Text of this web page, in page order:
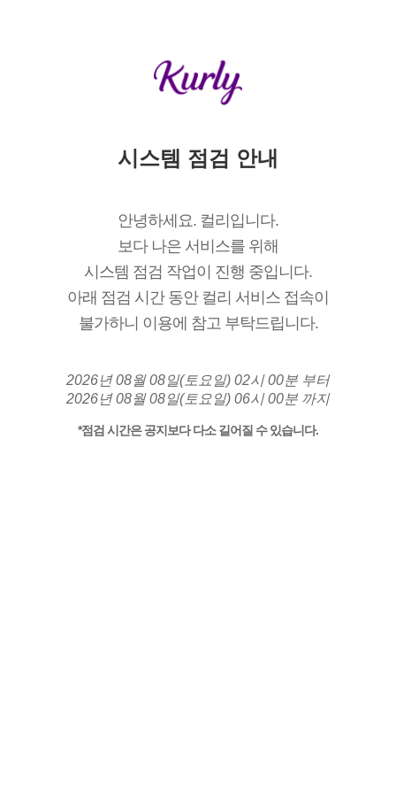
시스템 점검 안내
안녕하세요. 컬리입니다.
보다 나은 서비스를 위해
시스템 점검 작업이 진행 중입니다.
아래 점검 시간 동안 컬리 서비스 접속이
불가하니 이용에 참고 부탁드립니다.
2026년 08월 08일(토요일) 02시 00분 부터
2026년 08월 08일(토요일) 06시 00분 까지
*점검 시간은 공지보다 다소 길어질 수 있습니다.